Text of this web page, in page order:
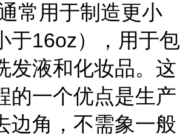
常用于制造更小
于16oz），用于包
发液和化妆品。这
的一个优点是生产
边角，不需象一般